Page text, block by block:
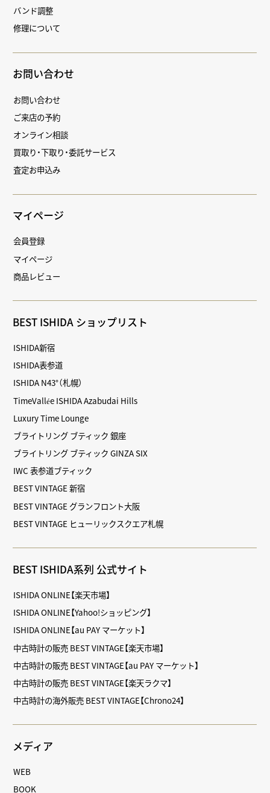
バンド調整
修理について
お問い合わせ
お問い合わせ
ご来店の予約
オンライン相談
買取り・下取り・委託サービス
査定お申込み
マイページ
会員登録
マイページ
商品レビュー
BEST ISHIDA ショップリスト
ISHIDA新宿
ISHIDA表参道
ISHIDA N43°（札幌）
TimeVallée ISHIDA Azabudai Hills
Luxury Time Lounge
ブライトリング ブティック 銀座
ブライトリング ブティック GINZA SIX
IWC 表参道ブティック
BEST VINTAGE 新宿
BEST VINTAGE グランフロント大阪
BEST VINTAGE ヒューリックスクエア札幌
BEST ISHIDA系列 公式サイト
ISHIDA ONLINE【楽天市場】
ISHIDA ONLINE【Yahoo!ショッピング】
ISHIDA ONLINE【au PAY マーケット】
中古時計の販売 BEST VINTAGE【楽天市場】
中古時計の販売 BEST VINTAGE【au PAY マーケット】
中古時計の販売 BEST VINTAGE【楽天ラクマ】
中古時計の海外販売 BEST VINTAGE【Chrono24】
メディア
WEB
BOOK